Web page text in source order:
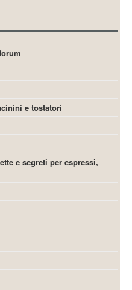
e tostatori
e segreti per espressi,